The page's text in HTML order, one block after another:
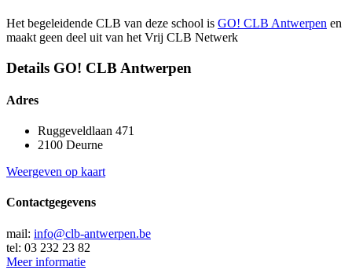
Het begeleidende CLB van deze school is GO! CLB Antwerpen en
maakt geen deel uit van het Vrij CLB Netwerk
Details GO! CLB Antwerpen
Adres
Ruggeveldlaan 471
2100 Deurne
Weergeven op kaart
Contactgegevens
mail: info@clb-antwerpen.be
tel: 03 232 23 82
Meer informatie